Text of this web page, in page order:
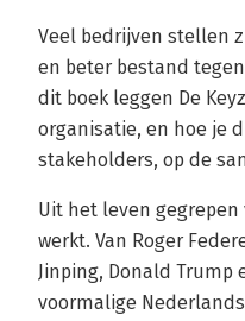
Veel bedrijven stellen
en beter bestand
dit boek leggen De
organisatie, en hoe je
stakeholders, op de
Uit het leven
werkt. Van Roger
Jinping, Donald Trump
voormalige